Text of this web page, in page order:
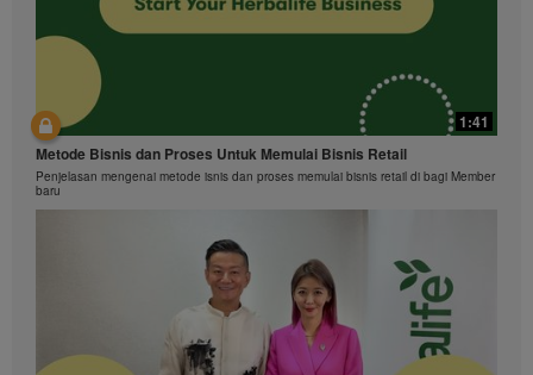
1:41
Metode Bisnis dan Proses Untuk Memulai Bisnis Retail
Penjelasan mengenai metode isnis dan proses memulai bisnis retail di bagi Member
baru